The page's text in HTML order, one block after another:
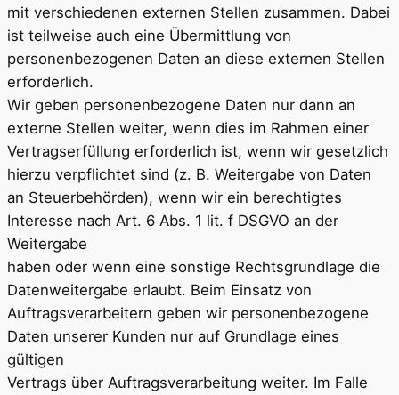
mit verschiedenen externen Stellen zusammen. Dabei
ist teilweise auch eine Übermittlung von
personenbezogenen Daten an diese externen Stellen
erforderlich.
Wir geben personenbezogene Daten nur dann an
externe Stellen weiter, wenn dies im Rahmen einer
Vertragserfüllung erforderlich ist, wenn wir gesetzlich
hierzu verpflichtet sind (z. B. Weitergabe von Daten
an Steuerbehörden), wenn wir ein berechtigtes
Interesse nach Art. 6 Abs. 1 lit. f DSGVO an der
Weitergabe
haben oder wenn eine sonstige Rechtsgrundlage die
Datenweitergabe erlaubt. Beim Einsatz von
Auftragsverarbeitern geben wir personenbezogene
Daten unserer Kunden nur auf Grundlage eines
gültigen
Vertrags über Auftragsverarbeitung weiter. Im Falle